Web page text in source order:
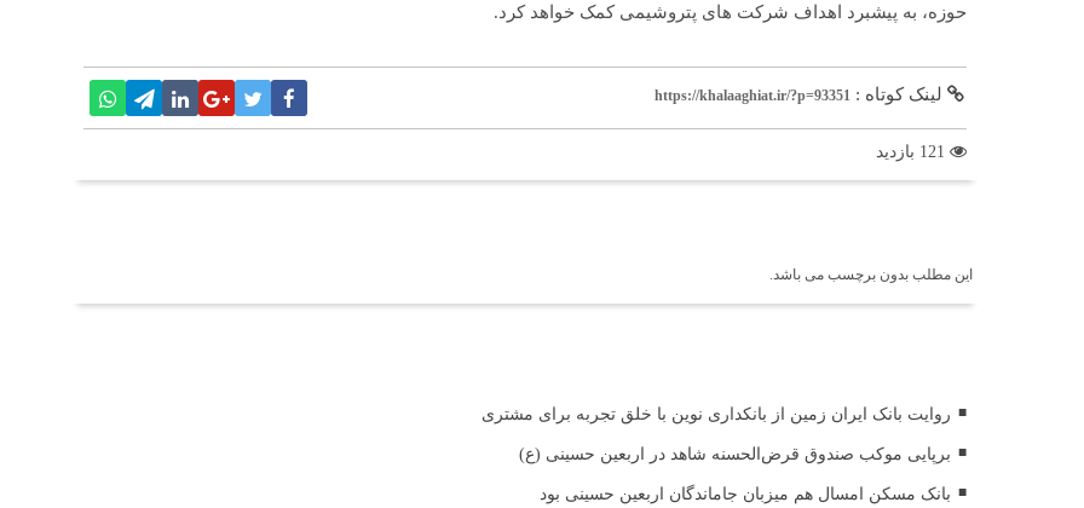
حوزه، به پیشبرد اهداف شرکت های پتروشیمی کمک خواهد کرد.
لینک کوتاه : https://khalaaghiat.ir/?p=93351
این مطلب بدون برچسب می باشد.
روایت بانک ایران زمین از بانکداری نوین با خلق تجربه برای مشتری
برپایی موکب صندوق قرض‌الحسنه شاهد در اربعین حسینی (ع)
بانک مسکن امسال هم میزبان جاماندگان اربعین حسینی بود